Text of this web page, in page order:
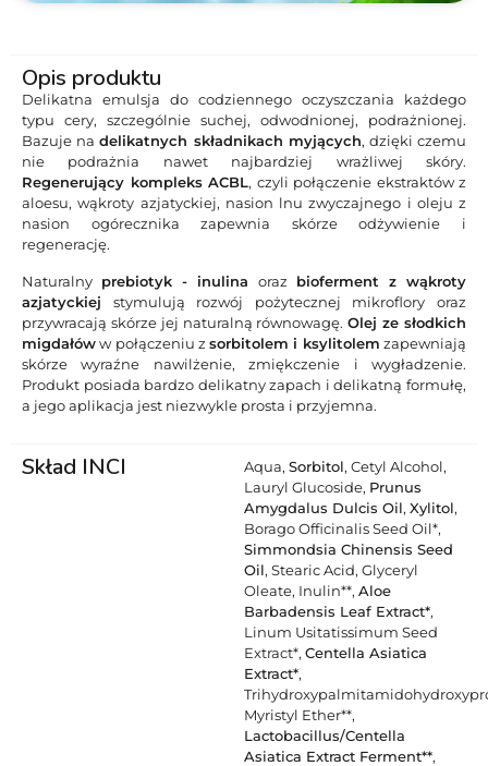
Opis produktu
Delikatna emulsja do codziennego oczyszczania każdego
typu cery, szczególnie suchej, odwodnionej, podrażnionej.
Bazuje nadelikatnych składnikach myjących, dzięki czemu
nie podrażnia nawet najbardziej wrażliwej skóry.
Regenerujący kompleks ACBL, czyli połączenie ekstraktów z
aloesu, wąkroty azjatyckiej, nasion lnu zwyczajnego i oleju z
nasion ogórecznika zapewnia skórze odżywienie i
regenerację.
Naturalny prebiotyk - inulina oraz bioferment z wąkroty
azjatyckiej stymulują rozwój pożytecznej mikroflory oraz
przywracają skórze jej naturalną równowagę.Olej ze słodkich
migdałóww połączeniu zsorbitolem i ksylitolem zapewniają
skórze wyraźne nawilżenie, zmiękczenie i wygładzenie.
Produkt posiada bardzo delikatny zapach i delikatną formułę,
a jego aplikacja jest niezwykle prosta i przyjemna.
Skład INCI Aqua, Sorbitol, Cetyl Alcohol,
Lauryl Glucoside, Prunus
Amygdalus Dulcis Oil, Xylitol,
Borago Officinalis Seed Oil*,
Simmondsia Chinensis Seed
Oil, Stearic Acid, Glyceryl
Oleate, Inulin**, Aloe
Barbadensis Leaf Extract*,
Linum Usitatissimum Seed
Extract*, Centella Asiatica
Extract*,
Myristyl Ether**,
Lactobacillus/Centella
Asiatica Extract Ferment**,